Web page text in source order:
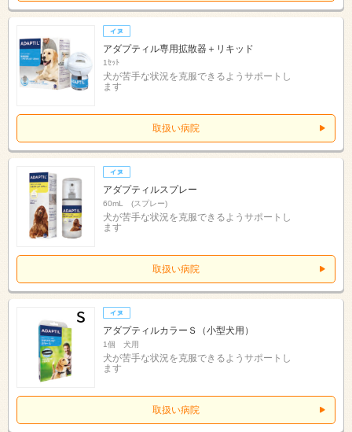
アダプティル専用拡散器＋リキッド
1ｾｯﾄ
犬が苦手な状況を克服できるようサポートし
ます
取扱い病院
アダプティルスプレー
60mL (スプレー)
犬が苦手な状況を克服できるようサポートし
ます
取扱い病院
アダプティルカラーＳ（小型犬用）
1個 犬用
犬が苦手な状況を克服できるようサポートし
ます
取扱い病院